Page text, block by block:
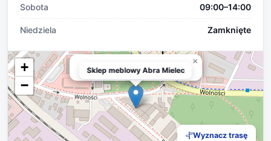
Sobota 09:00–14:00
Niedziela Zamknięte
Sklep meblowy Abra Mielec
×
+
−
Sklep meblowy Abra Mielec
Wyznacz trasę